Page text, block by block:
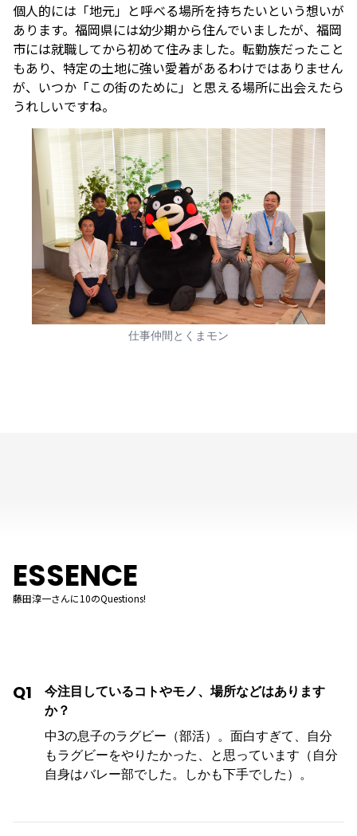
個人的には「地元」と呼べる場所を持ちたいという想いが
あります。福岡県には幼少期から住んでいましたが、福岡
市には就職してから初めて住みました。転勤族だったこと
もあり、特定の土地に強い愛着があるわけではありません
が、いつか「この街のために」と思える場所に出会えたら
うれしいですね。
仕事仲間とくまモン
ESSENCE
藤田淳一さんに10のQuestions!
Q1
今注目しているコトやモノ、場所などはあります
か？
中3の息子のラグビー（部活）。面白すぎて、自分
もラグビーをやりたかった、と思っています（自分
自身はバレー部でした。しかも下手でした）。